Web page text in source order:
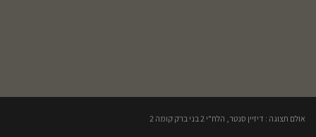
אולם תצוגה : דיזיין סנטר, הלח"י 2 בני ברק קומה 2​